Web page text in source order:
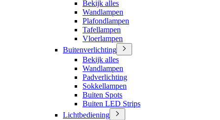
Bekijk alles
Wandlampen
Plafondlampen
Tafellampen
Vloerlampen
Buitenverlichting
Bekijk alles
Wandlampen
Padverlichting
Sokkellampen
Buiten Spots
Buiten LED Strips
Lichtbediening